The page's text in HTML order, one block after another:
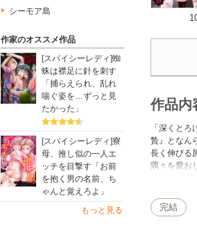
シーモア島
作家のオススメ作品
[スパイシーレディ]蜘
蛛は襟足に針を刺す
「捕らえられ、乱れ
喘ぐ姿を…ずっと見
たかった」
[スパイシーレディ]寮
母、推し似の一人エ
ッチを目撃す「お前
を抱く男の名前、ち
ゃんと覚えろよ」
もっと見る
作品内
「深くと
贄』となん
長く伸びる
隅々を愛お
完結